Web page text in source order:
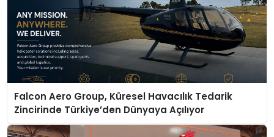
Falcon Aero Group, Küresel Havacılık Tedarik
Zincirinde Türkiye’den Dünyaya Açılıyor